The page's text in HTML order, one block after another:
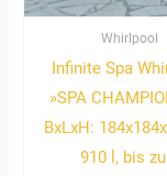
Whirlpool
Infinite Spa
»SPA
BxLxH:
910 l, bis